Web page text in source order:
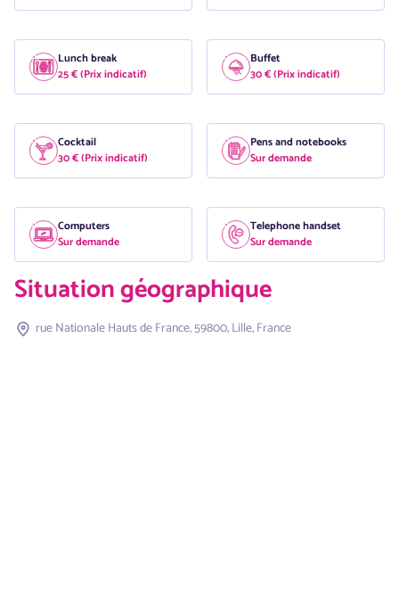
Lunch break
25 € (Prix indicatif)
Buffet
30 € (Prix indicatif)
Cocktail
30 € (Prix indicatif)
Pens and notebooks
Sur demande
Computers
Sur demande
Telephone handset
Sur demande
Situation géographique
rue Nationale Hauts de France, 59800, Lille, France